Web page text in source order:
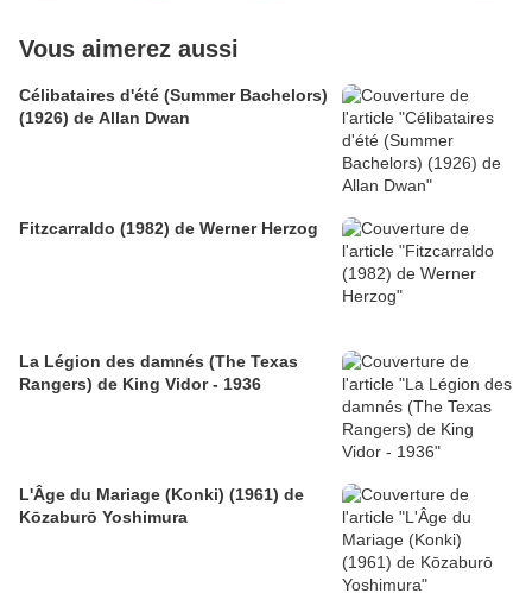
Vous aimerez aussi
Célibataires d'été (Summer Bachelors)
(1926) de Allan Dwan
Fitzcarraldo (1982) de Werner Herzog
La Légion des damnés (The Texas
Rangers) de King Vidor - 1936
L'Âge du Mariage (Konki) (1961) de
Kōzaburō Yoshimura